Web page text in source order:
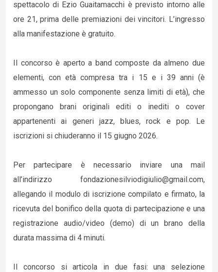
spettacolo di Ezio Guaitamacchi è previsto intorno alle
ore 21, prima delle premiazioni dei vincitori. L’ingresso
alla manifestazione è gratuito.
Il concorso è aperto a band composte da almeno due
elementi, con età compresa tra i 15 e i 39 anni (è
ammesso un solo componente senza limiti di età), che
propongano brani originali editi o inediti o cover
appartenenti ai generi jazz, blues, rock e pop. Le
iscrizioni si chiuderanno il 15 giugno 2026.
Per partecipare è necessario inviare una mail
all’indirizzo fondazionesilviodigiulio@gmail.com,
allegando il modulo di iscrizione compilato e firmato, la
ricevuta del bonifico della quota di partecipazione e una
registrazione audio/video (demo) di un brano della
durata massima di 4 minuti.
Il concorso si articola in due fasi: una selezione